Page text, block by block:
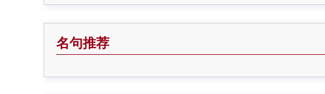
名句推荐